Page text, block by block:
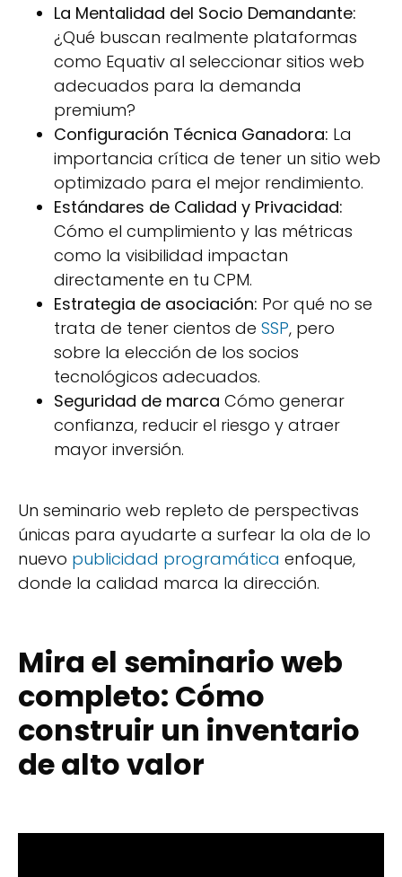
La Mentalidad del Socio Demandante:
¿Qué buscan realmente plataformas
como Equativ al seleccionar sitios web
adecuados para la demanda
premium?
Configuración Técnica Ganadora: La
importancia crítica de tener un sitio web
optimizado para el mejor rendimiento.
Estándares de Calidad y Privacidad:
Cómo el cumplimiento y las métricas
como la visibilidad impactan
directamente en tu CPM.
Estrategia de asociación: Por qué no se
trata de tener cientos de SSP, pero
sobre la elección de los socios
tecnológicos adecuados.
Seguridad de marca Cómo generar
confianza, reducir el riesgo y atraer
mayor inversión.
Un seminario web repleto de perspectivas
únicas para ayudarte a surfear la ola de lo
nuevo publicidad programática enfoque,
donde la calidad marca la dirección.
Mira el seminario web
completo: Cómo
construir un inventario
de alto valor